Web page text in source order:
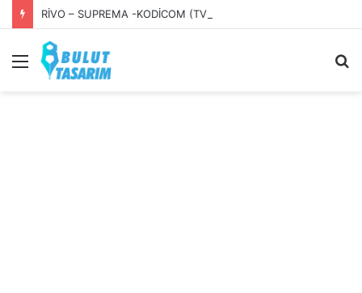
RİVO – SUPREMA -KODİCOM (TVT) ŞİFRESİ
Menü